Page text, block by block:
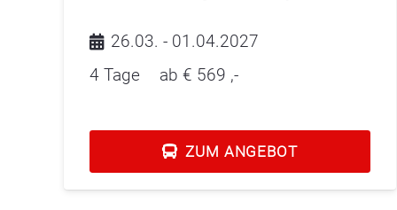
26.03. - 01.04.2027
4 Tage
ab € 569 ,-
ZUM ANGEBOT